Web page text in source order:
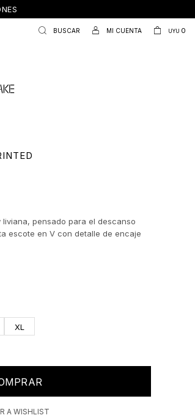
UYU 0
pensado para el descanso
escote en V con detalle de encaje
y sutil, realzando la prenda
permite una caída fluida y natural
XL